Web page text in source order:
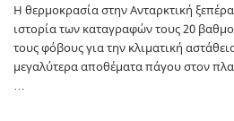
Η θερμοκρασία στην Ανταρκτική
ιστορία των καταγραφών τους 20
τους φόβους για την κλιματική
μεγαλύτερα αποθέματα πάγου στον
…